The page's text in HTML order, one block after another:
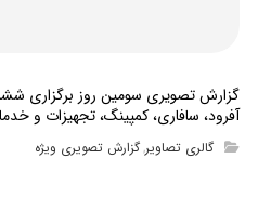
گزارش تصویری سومین روز برگزاری
آفرود، سافاری، کمپینگ، تجهیزات و
گالری تصاویر,گزارش تصویری ویژه